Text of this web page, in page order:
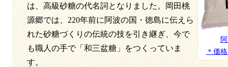
＊価
は、高級砂糖の代名詞となりました。岡田桃
源郷では、220年前に阿波の国・徳島に伝えら
れた砂糖づくりの伝統の技を引き継ぎ、今で
も職人の手で「和三盆糖」をつくっていま
す。